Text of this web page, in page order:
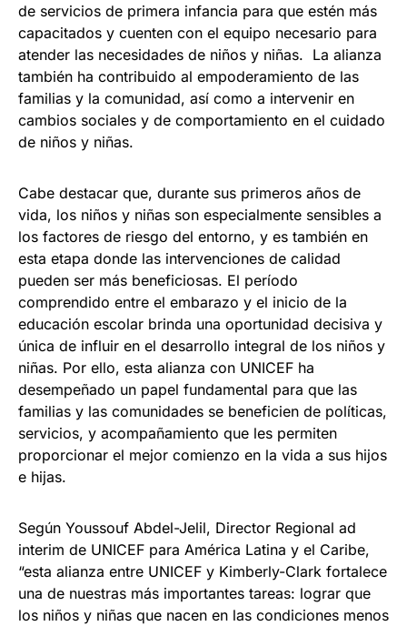
de servicios de primera infancia para que estén más
capacitados y cuenten con el equipo necesario para
atender las necesidades de niños y niñas. La alianza
también ha contribuido al empoderamiento de las
familias y la comunidad, así como a intervenir en
cambios sociales y de comportamiento en el cuidado
de niños y niñas.
Cabe destacar que, durante sus primeros años de
vida, los niños y niñas son especialmente sensibles a
los factores de riesgo del entorno, y es también en
esta etapa donde las intervenciones de calidad
pueden ser más beneficiosas. El período
comprendido entre el embarazo y el inicio de la
educación escolar brinda una oportunidad decisiva y
única de influir en el desarrollo integral de los niños y
niñas. Por ello, esta alianza con UNICEF ha
desempeñado un papel fundamental para que las
familias y las comunidades se beneficien de políticas,
servicios, y acompañamiento que les permiten
proporcionar el mejor comienzo en la vida a sus hijos
e hijas.
Según Youssouf Abdel-Jelil, Director Regional ad
interim de UNICEF para América Latina y el Caribe,
“esta alianza entre UNICEF y Kimberly-Clark fortalece
una de nuestras más importantes tareas: lograr que
los niños y niñas que nacen en las condiciones menos